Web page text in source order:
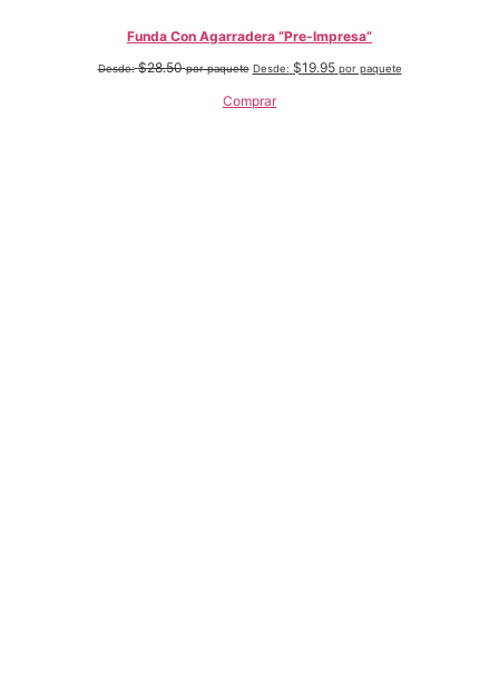
Funda Con Agarradera “Pre-Impresa”
Desde: $28.50 por paquete Desde: $19.95 por paquete
Comprar